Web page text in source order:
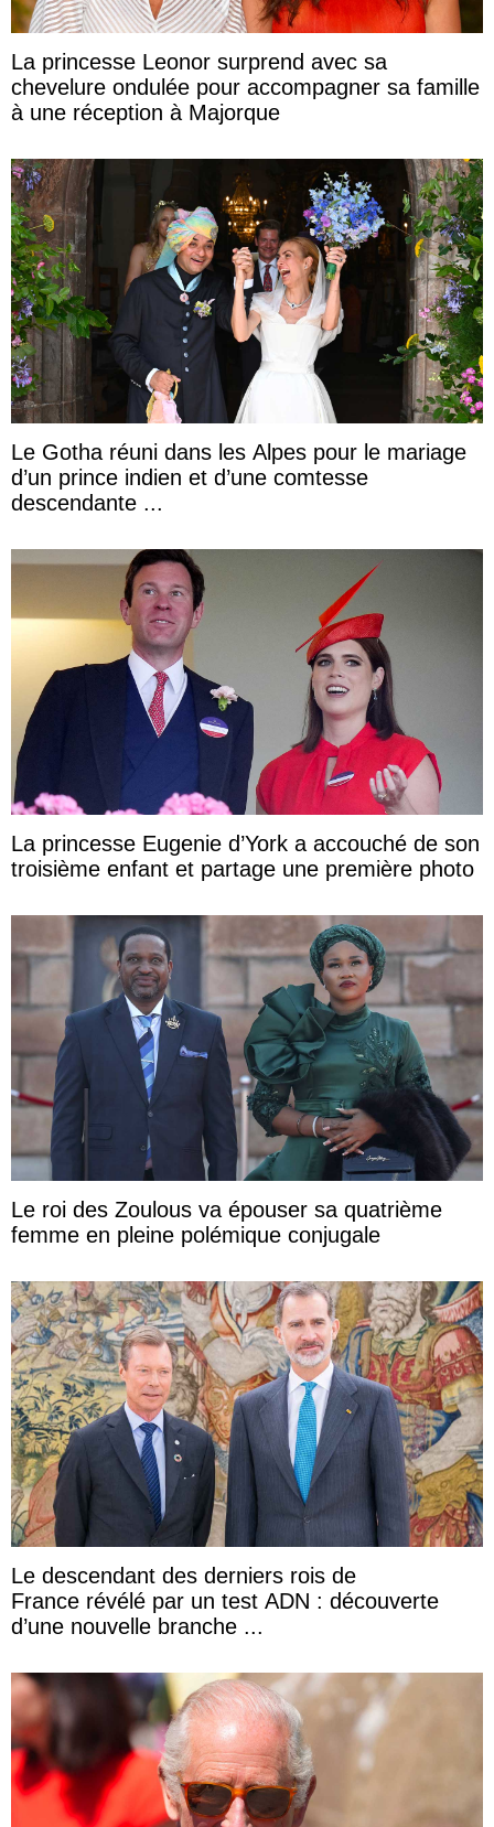
La princesse Leonor surprend avec sa
chevelure ondulée pour accompagner sa famille
à une réception à Majorque
Le Gotha réuni dans les Alpes pour le mariage
d’un prince indien et d’une comtesse
descendante ...
La princesse Eugenie d’York a accouché de son
troisième enfant et partage une première photo
Le roi des Zoulous va épouser sa quatrième
femme en pleine polémique conjugale
Le descendant des derniers rois de
France révélé par un test ADN : découverte
d’une nouvelle branche ...